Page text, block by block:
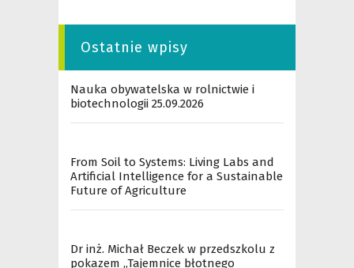
Ostatnie wpisy
Nauka obywatelska w rolnictwie i
biotechnologii 25.09.2026
From Soil to Systems: Living Labs and
Artificial Intelligence for a Sustainable
Future of Agriculture
Dr inż. Michał Beczek w przedszkolu z
pokazem „Tajemnice błotnego